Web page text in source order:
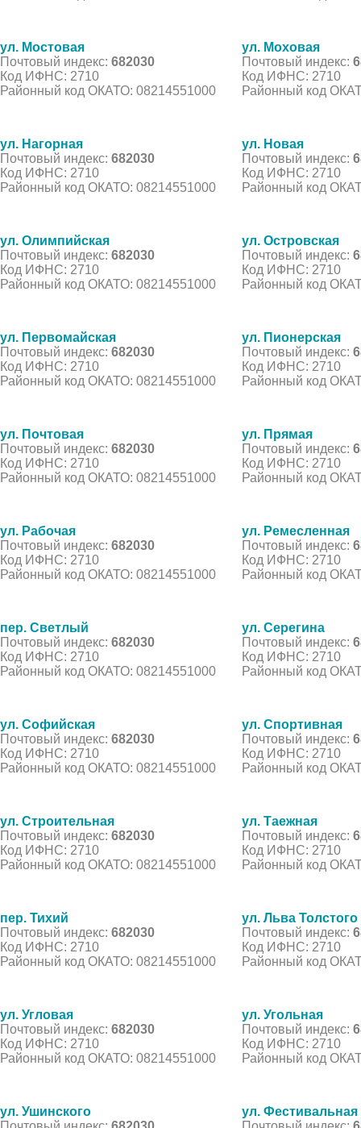
ул. Мостовая
Почтовый индекс: 682030
Код ИФНС: 2710
Районный код ОКАТО: 08214551000
ул. Моховая
Почтовый индекс:
Код ИФНС: 2710
Районный код
ул. Нагорная
Почтовый индекс: 682030
Код ИФНС: 2710
Районный код ОКАТО: 08214551000
ул. Новая
Почтовый индекс:
Код ИФНС: 2710
Районный код
ул. Олимпийская
Почтовый индекс: 682030
Код ИФНС: 2710
Районный код ОКАТО: 08214551000
ул. Островская
Почтовый индекс:
Код ИФНС: 2710
Районный код
ул. Первомайская
Почтовый индекс: 682030
Код ИФНС: 2710
Районный код ОКАТО: 08214551000
ул. Пионерская
Почтовый индекс:
Код ИФНС: 2710
Районный код
ул. Почтовая
Почтовый индекс: 682030
Код ИФНС: 2710
Районный код ОКАТО: 08214551000
ул. Прямая
Почтовый индекс:
Код ИФНС: 2710
Районный код
ул. Рабочая
Почтовый индекс: 682030
Код ИФНС: 2710
Районный код ОКАТО: 08214551000
ул. Ремесленная
Почтовый индекс:
Код ИФНС: 2710
Районный код
пер. Светлый
Почтовый индекс: 682030
Код ИФНС: 2710
Районный код ОКАТО: 08214551000
ул. Серегина
Почтовый индекс:
Код ИФНС: 2710
Районный код
ул. Софийская
Почтовый индекс: 682030
Код ИФНС: 2710
Районный код ОКАТО: 08214551000
ул. Спортивная
Почтовый индекс:
Код ИФНС: 2710
Районный код
ул. Строительная
Почтовый индекс: 682030
Код ИФНС: 2710
Районный код ОКАТО: 08214551000
ул. Таежная
Почтовый индекс:
Код ИФНС: 2710
Районный код
пер. Тихий
Почтовый индекс: 682030
Код ИФНС: 2710
Районный код ОКАТО: 08214551000
ул. Льва Толстого
Почтовый индекс:
Код ИФНС: 2710
Районный код
ул. Угловая
Почтовый индекс: 682030
Код ИФНС: 2710
Районный код ОКАТО: 08214551000
ул. Угольная
Почтовый индекс:
Код ИФНС: 2710
Районный код
ул. Ушинского
ул. Фестивальная